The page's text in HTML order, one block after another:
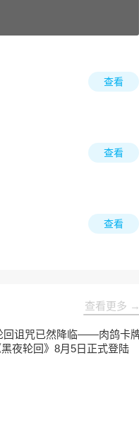
查看
查看
查看
查看更多 →